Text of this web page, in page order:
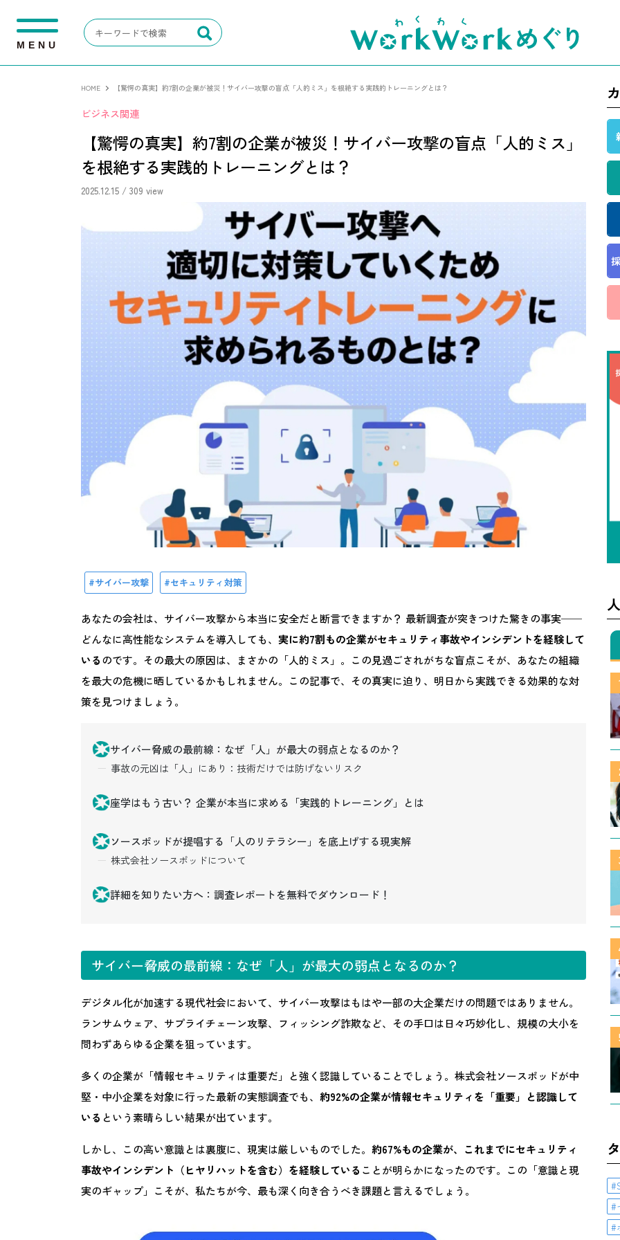
M E N U
HOME 【驚愕の真実】約7割の企業が被災！サイバー攻撃の盲点「人的ミス」を根絶する実践的トレーニングとは？
ビジネス関連
【驚愕の真実】約7割の企業が被災！サイバー攻撃の盲点「人的ミス」
を根絶する実践的トレーニングとは？
2025.12.15 / 309 view
サイバー攻撃 セキュリティ対策
あなたの会社は、サイバー攻撃から本当に安全だと断言できますか？ 最新調査が突きつけた驚きの事実──
どんなに高性能なシステムを導入しても、 実に約7割もの企業がセキュリティ事故やインシデントを経験して
いるのです。その最大の原因は、まさかの「人的ミス」。この見過ごされがちな盲点こそが、あなたの組織
を最大の危機に晒しているかもしれません。この記事で、その真実に迫り、明日から実践できる効果的な対
策を見つけましょう。
サイバー脅威の最前線：なぜ「人」が最大の弱点となるのか？
事故の元凶は「人」にあり：技術だけでは防げないリスク
座学はもう古い？ 企業が本当に求める「実践的トレーニング」とは
ソースポッドが提唱する「人のリテラシー」を底上げする現実解
株式会社ソースポッドについて
詳細を知りたい方へ：調査レポートを無料でダウンロード！
サイバー脅威の最前線：なぜ「人」が最大の弱点となるのか？
デジタル化が加速する現代社会において、サイバー攻撃はもはや一部の大企業だけの問題ではありません。
ランサムウェア、サプライチェーン攻撃、フィッシング詐欺など、その手口は日々巧妙化し、規模の大小を
問わずあらゆる企業を狙っています。
多くの企業が「情報セキュリティは重要だ」と強く認識していることでしょう。株式会社ソースポッドが中
堅・中小企業を対象に行った最新の実態調査でも、 約92%の企業が情報セキュリティを「重要」と認識して
いる という素晴らしい結果が出ています。
しかし、この高い意識とは裏腹に、現実は厳しいものでした。 約67%もの企業が、これまでにセキュリティ
事故やインシデント（ヒヤリハットを含む）を経験している ことが明らかになったのです。この「意識と現
実のギャップ」こそが、私たちが今、最も深く向き合うべき課題と言えるでしょう。